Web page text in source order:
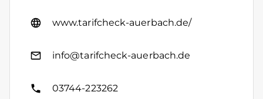
www.tarifcheck-auerbach.de/
info@tarifcheck-auerbach.de
03744-223262